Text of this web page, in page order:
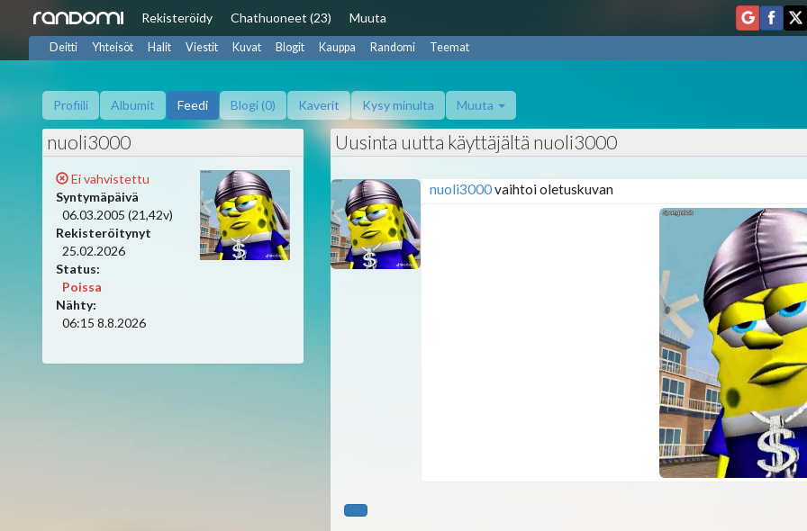
Rekisteröidy Chathuoneet (23) Muuta
Deitti Yhteisöt Halit Viestit Kuvat Blogit Kauppa Randomi Teemat
Profiili Albumit Feedi Blogi (0) Kaverit Kysy minulta Muuta
Uusinta uutta käyttäjältä nuoli3000
nuoli3000vaihtoi oletuskuvan
nuoli3000
Ei vahvistettu
Syntymäpäivä
06.03.2005 (21,42v)
Rekisteröitynyt
25.02.2026
Status:
Poissa
Nähty:
06:15 8.8.2026